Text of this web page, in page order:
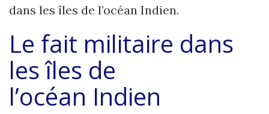
dans les îles de l’océan Indien.
Le fait militaire dans
les îles de
l’océan Indien